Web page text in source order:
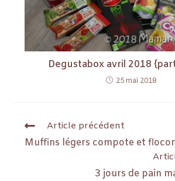
Degustabox avril 2018
25 mai 2018
Article précédent
Muffins légers compote et
3 jours de pain